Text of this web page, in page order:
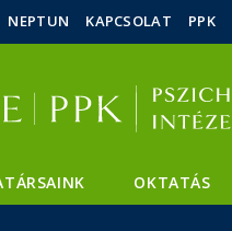
Hírek
Események
ELTE a
NEPTUN KAPCSOLAT PPK
OKTATÁS